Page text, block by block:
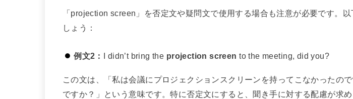
「projection screen」を否定文や疑問文で使用する場合も注意が必要です。以
しょう：
例文2： I didn’t bring the projection screen to the meeting, did you?
この文は、「私は会議にプロジェクションスクリーンを持ってこなかったの
ですか？」という意味です。特に否定文にすると、聞き手に対する配慮が求